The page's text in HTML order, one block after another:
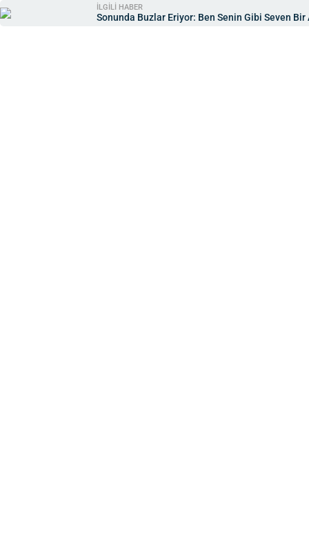
İLGİLİ HABER
Sonunda Buzlar Eriyor: Ben Senin Gibi Seven